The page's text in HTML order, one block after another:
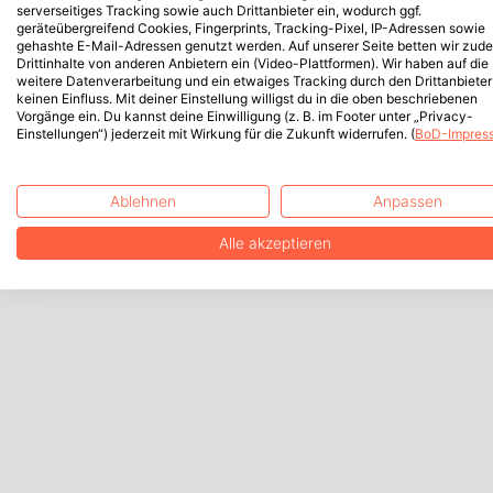
serverseitiges Tracking sowie auch Drittanbieter ein, wodurch ggf.
geräteübergreifend Cookies, Fingerprints, Tracking-Pixel, IP-Adressen sowie
gehashte E-Mail-Adressen genutzt werden. Auf unserer Seite betten wir
Drittinhalte von anderen Anbietern ein (Video-Plattformen). Wir haben auf die
weitere Datenverarbeitung und ein etwaiges Tracking durch den Drittanbieter
keinen Einfluss. Mit deiner Einstellung willigst du in die oben beschriebenen
Vorgänge ein. Du kannst deine Einwilligung (z. B. im Footer unter „Privacy-
Einstellungen“) jederzeit mit Wirkung für die Zukunft widerrufen. (BoD-
Ablehnen Anpassen
Alle akzeptieren